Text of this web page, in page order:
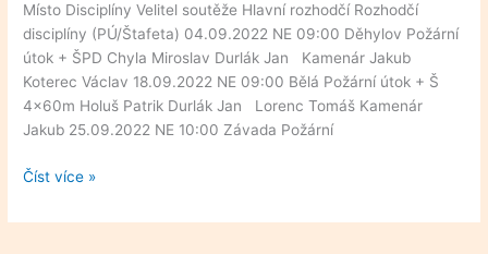
Místo Disciplíny Velitel soutěže Hlavní rozhodčí Rozhodčí
disciplíny (PÚ/Štafeta) 04.09.2022 NE 09:00 Děhylov Požární
útok + ŠPD Chyla Miroslav Durlák Jan Kamenár Jakub
Koterec Václav 18.09.2022 NE 09:00 Bělá Požární útok + Š
4x60m Holuš Patrik Durlák Jan Lorenc Tomáš Kamenár
Jakub 25.09.2022 NE 10:00 Závada Požární
2022/2023
Číst více »